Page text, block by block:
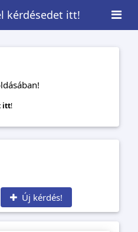
kérdésedet itt!
itt!
Új kérdés!